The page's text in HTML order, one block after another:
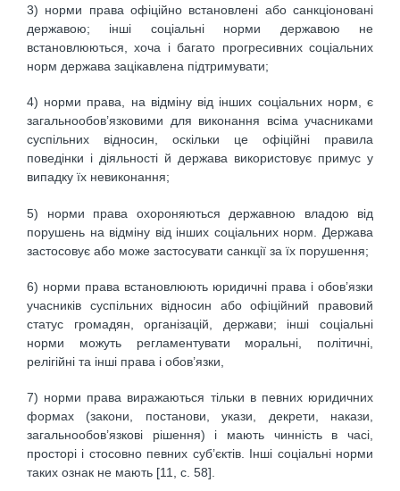
3) норми права офіційно встановлені або санкціоновані
державою; інші соціальні норми державою не
встановлюються, хоча і багато прогресивних соціальних
норм держава зацікавлена підтримувати;
4) норми права, на відміну від інших соціальних норм, є
загальнообов’язковими для виконання всіма учасниками
суспільних відносин, оскільки це офіційні правила
поведінки і діяльності й держава використовує примус у
випадку їх невиконання;
5) норми права охороняються державною владою від
порушень на відміну від інших соціальних норм. Держава
застосовує або може застосувати санкції за їх порушення;
6) норми права встановлюють юридичні права і обов’язки
учасників суспільних відносин або офіційний правовий
статус громадян, організацій, держави; інші соціальні
норми можуть регламентувати моральні, політичні,
релігійні та інші права і обов’язки,
7) норми права виражаються тільки в певних юридичних
формах (закони, постанови, укази, декрети, накази,
загальнообов’язкові рішення) і мають чинність в часі,
просторі і стосовно певних суб’єктів. Інші соціальні норми
таких ознак не мають [11, с. 58].